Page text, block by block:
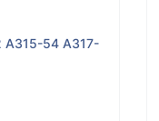
A315-54 A317-